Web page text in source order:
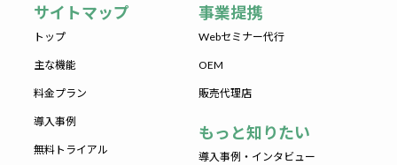
サイトマップ
トップ
主な機能
料金プラン
導入事例
無料トライアル
事業提携
Webセミナー代行
OEM
販売代理店
もっと知りたい
導入事例・インタビュー